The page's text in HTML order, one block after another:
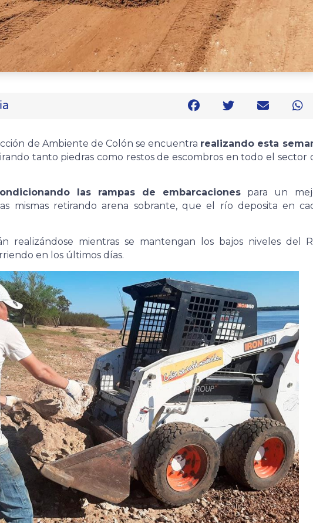
de Ambiente de Colón se encuentra realizando esta
tanto piedras como restos de escombros en todo el sector
las rampas de embarcaciones para un
mismas retirando arena sobrante, que el río deposita en
realizándose mientras se mantengan los bajos niveles del
en los últimos días.